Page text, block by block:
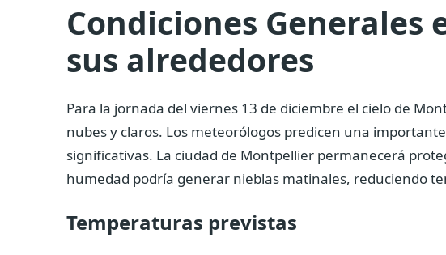
Condiciones
sus alrededores
Para la jornada del viernes 13 de diciembre el cielo de
nubes y claros. Los meteorólogos predicen una
significativas. La ciudad de Montpellier permanecerá
humedad podría generar nieblas matinales, reduciendo
Temperaturas previstas